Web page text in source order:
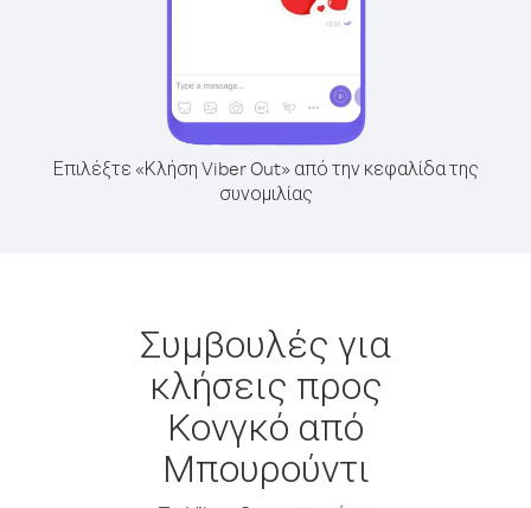
Επιλέξτε «Κλήση Viber Out» από την κεφαλίδα της
συνομιλίας
Συμβουλές για
κλήσεις προς
Κονγκό από
Μπουρούντι